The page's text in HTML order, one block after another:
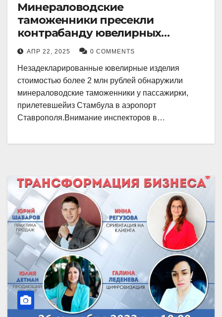
Минераловодские
таможенники пресекли
контрабанду ювелирных
изделий на 2 млн рублей
АПР 22, 2025 0 COMMENTS
Незадекларированные ювелирные изделия
стоимостью более 2 млн рублей обнаружили
минераловодские таможенники у пассажирки,
прилетевшейиз Стамбула в аэропорт
Ставрополя.Внимание инспекторов в…